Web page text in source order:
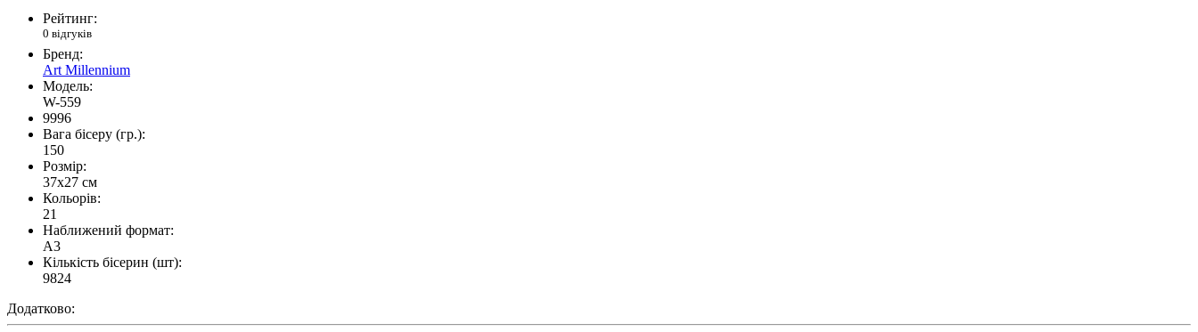
Рейтинг:
0 відгуків
Бренд:
Art Millennium
Модель:
W-559
9996
Вага бісеру (гр.):
150
Розмір:
37x27 см
Кольорів:
21
Наближений формат:
A3
Кількість бісерин (шт):
9824
Додатково: